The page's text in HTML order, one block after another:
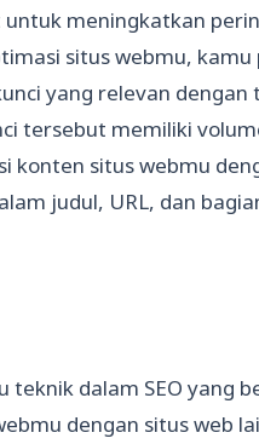
meningkatkan
situs webmu,
yang relevan dengan
tersebut memiliki
konten situs webmu
judul, URL, dan
teknik dalam SEO yang
dengan situs web